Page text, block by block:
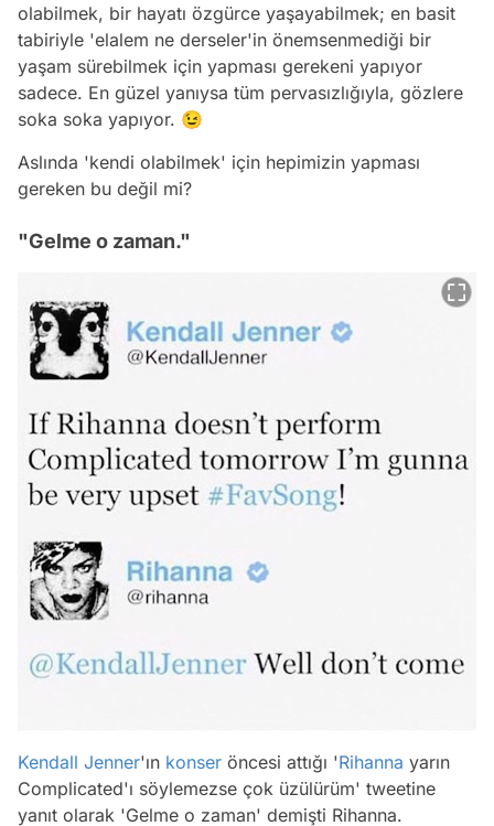
olabilmek, bir hayatı özgürce yaşayabilmek; en basit
tabiriyle 'elalem ne derseler'in önemsenmediği bir
yaşam sürebilmek için yapması gerekeni yapıyor
sadece. En güzel yanıysa tüm pervasızlığıyla, gözlere
soka soka yapıyor. 😉
Aslında 'kendi olabilmek' için hepimizin yapması
gereken bu değil mi?
"Gelme o zaman."
Kendall Jenner'ın konser öncesi attığı 'Rihanna yarın
Complicated'ı söylemezse çok üzülürüm' tweetine
yanıt olarak 'Gelme o zaman' demişti Rihanna.